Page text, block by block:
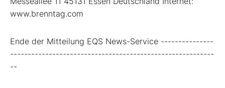
www.brenntag.com
Ende der Mitteilung EQS News-Service ---------------
----------------------------------------------------------
--